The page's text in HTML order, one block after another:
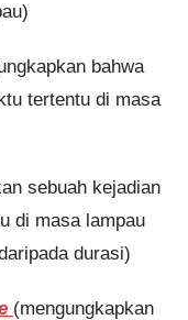
bahwa
tertentu di masa
sebuah kejadian
di masa lampau
durasi)
(mengungkapkan